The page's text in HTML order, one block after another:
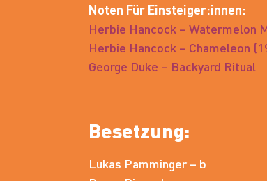
Noten Für Einsteiger:innen:
Herbie Hancock – Watermelon
Herbie Hancock – Chameleon
George Duke – Backyard Ritual
Besetzung:
Lukas Pamminger – b